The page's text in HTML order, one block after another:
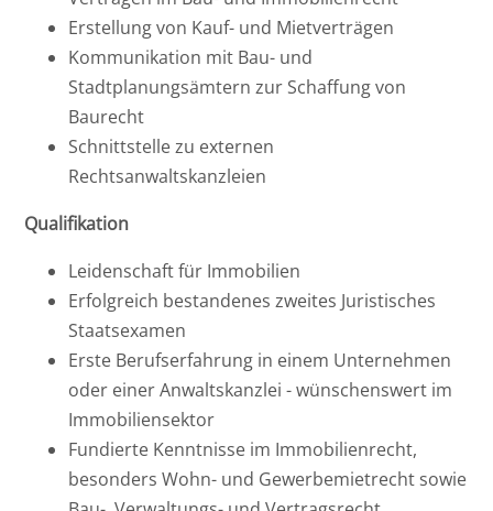
Erstellung von Kauf- und Mietverträgen
Kommunikation mit Bau- und
Stadtplanungsämtern zur Schaffung von
Baurecht
Schnittstelle zu externen
Rechtsanwaltskanzleien
Qualifikation
Leidenschaft für Immobilien
Erfolgreich bestandenes zweites Juristisches
Staatsexamen
Erste Berufserfahrung in einem Unternehmen
oder einer Anwaltskanzlei - wünschenswert im
Immobiliensektor
Fundierte Kenntnisse im Immobilienrecht,
besonders Wohn- und Gewerbemietrecht sowie